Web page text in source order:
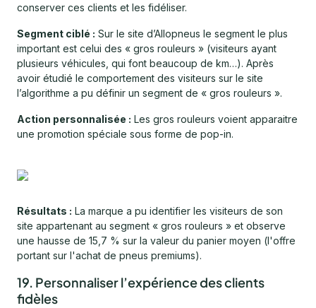
conserver ces clients et les fidéliser.
Segment ciblé : Sur le site d’Allopneus le segment le plus
important est celui des « gros rouleurs » (visiteurs ayant
plusieurs véhicules, qui font beaucoup de km…). Après
avoir étudié le comportement des visiteurs sur le site
l’algorithme a pu définir un segment de « gros rouleurs ».
Action personnalisée : Les gros rouleurs voient apparaitre
une promotion spéciale sous forme de pop-in.
Résultats : La marque a pu identifier les visiteurs de son
site appartenant au segment « gros rouleurs » et observe
une hausse de 15,7 % sur la valeur du panier moyen (l'offre
portant sur l'achat de pneus premiums).
19. Personnaliser l’expérience des clients
fidèles